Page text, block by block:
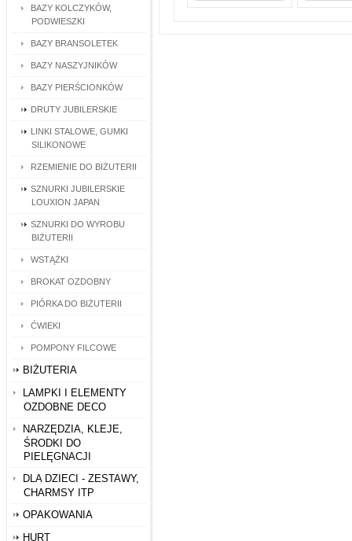
BAZY KOLCZYKÓW,
PODWIESZKI
BAZY BRANSOLETEK
BAZY NASZYJNIKÓW
BAZY PIERŚCIONKÓW
DRUTY JUBILERSKIE
LINKI STALOWE, GUMKI
SILIKONOWE
RZEMIENIE DO BIŻUTERII
SZNURKI JUBILERSKIE
LOUXION JAPAN
SZNURKI DO WYROBU
BIŻUTERII
WSTĄŻKI
BROKAT OZDOBNY
PIÓRKA DO BIŻUTERII
ĆWIEKI
POMPONY FILCOWE
BIŻUTERIA
LAMPKI I ELEMENTY
OZDOBNE DECO
NARZĘDZIA, KLEJE,
ŚRODKI DO
PIELĘGNACJI
DLA DZIECI - ZESTAWY,
CHARMSY ITP
OPAKOWANIA
HURT